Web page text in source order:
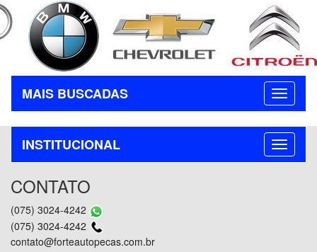
MAIS BUSCADAS
INSTITUCIONAL
CONTATO
(075) 3024-4242
(075) 3024-4242
contato@forteautopecas.com.br